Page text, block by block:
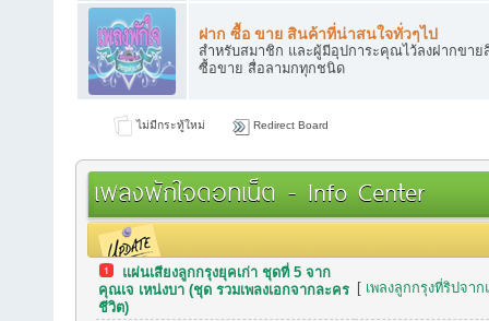
ฝาก ซื้อ ขาย สินค้าที่น่าสนใจทั่วๆไป
สำหรับสมาชิก และผู้มีอุปการะคุณไว้ลงฝากขา
ซื้อขาย สื่อลามกทุกชนิด
ไม่มีกระทู้ใหม่ Redirect Board
เพลงพักใจดอทเน็ต - Info Center
กระทู้เมื่อเร็วๆ นี้
แผ่นเสียงลูกกรุงยุคเก่า ชุดที่ 5 จาก
คุณเจ เหน่งบา (ชุด รวมเพลงเอกจากละคร
ชีวิต)
[ เพลงลูกกรุงที่ริปจาก